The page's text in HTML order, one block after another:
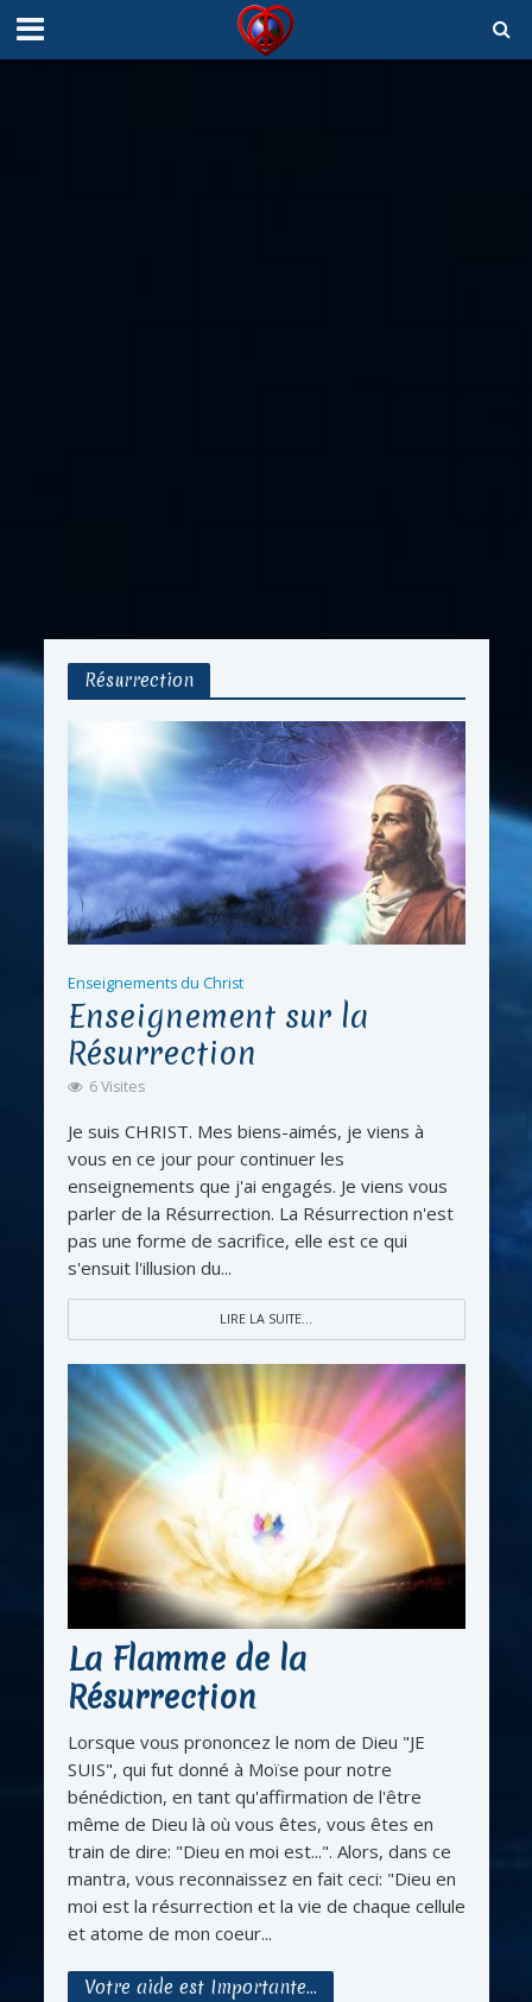
Résurrection
Enseignements du Christ
Enseignement sur la
Résurrection
6 Visites
Je suis CHRIST. Mes biens-aimés, je viens à
vous en ce jour pour continuer les
enseignements que j'ai engagés. Je viens vous
parler de la Résurrection. La Résurrection n'est
pas une forme de sacrifice, elle est ce qui
s'ensuit l'illusion du...
LIRE LA SUITE...
La Flamme de la
Résurrection
Lorsque vous prononcez le nom de Dieu "JE
SUIS", qui fut donné à Moïse pour notre
bénédiction, en tant qu'affirmation de l'être
même de Dieu là où vous êtes, vous êtes en
train de dire: "Dieu en moi est...". Alors, dans ce
mantra, vous reconnaissez en fait ceci: "Dieu en
moi est la résurrection et la vie de chaque cellule
et atome de mon coeur...
Votre aide est Importante…